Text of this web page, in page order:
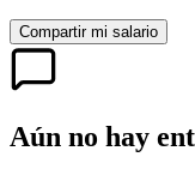
Compartir mi salario
Aún no hay